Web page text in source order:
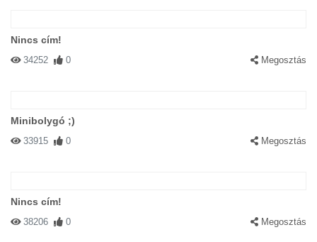
Nincs cím!
34252 0 Megosztás
Minibolygó ;)
33915 0 Megosztás
Nincs cím!
38206 0 Megosztás